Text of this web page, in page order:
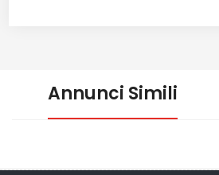
Annunci Simili